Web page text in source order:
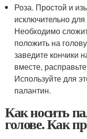
Роза. Простой и
исключительно
Необходимо
положить на
заведите кончики
вместе,
Используйте для
палантин.
Как носить
голове. Как